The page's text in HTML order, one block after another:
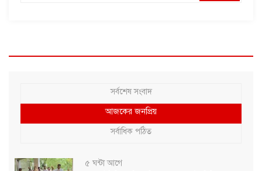
সর্বশেষ সংবাদ
আজকের জনপ্রিয়
সর্বাধিক পঠিত
৫ ঘন্টা আগে